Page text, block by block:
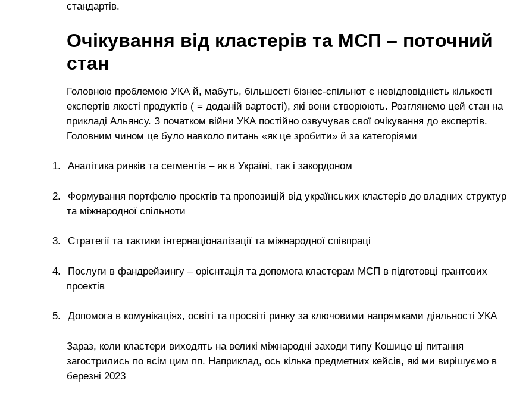
стандартів.
Очікування від кластерів та МСП – поточний
стан
Головною проблемою УКА й, мабуть, більшості бізнес-спільнот є невідповідність кількості
експертів якості продуктів ( = доданій вартості), які вони створюють. Розглянемо цей стан на
прикладі Альянсу. З початком війни УКА постійно озвучував свої очікування до експертів.
Головним чином це було навколо питань «як це зробити» й за категоріями
1. Аналітика ринків та сегментів – як в Україні, так і закордоном
2.
Формування портфелю проєктів та пропозицій від українських кластерів до владних структур
та міжнародної спільноти
3. Стратегії та тактики інтернаціоналізації та міжнародної співпраці
4.
Послуги в фандрейзингу – орієнтація та допомога кластерам МСП в підготовці грантових
проектів
5. Допомога в комунікаціях, освіті та просвіті ринку за ключовими напрямками діяльності УКА
Зараз, коли кластери виходять на великі міжнародні заходи типу Кошице ці питання
загострились по всім цим пп. Наприклад, ось кілька предметних кейсів, які ми вирішуємо в
березні 2023